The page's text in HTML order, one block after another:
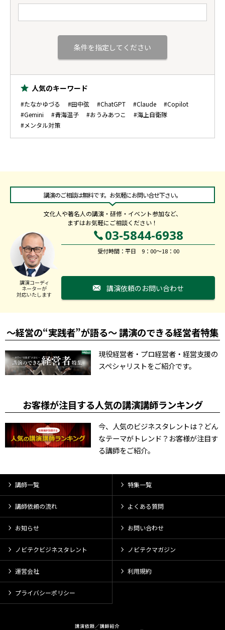
人気のキーワード
#たなかゆづる #田中弦 #ChatGPT #Claude
#Copilot
#Gemini
#青海温子 #おうみあつこ
#海上自衛隊
#メンタル対策
講演のご相談は無料です。お気軽にお問い合せ下さい。
文化人や著名人の講演・研修・イベント参加など、
まずはお気軽にご相談ください！
講演コーディ
ネーターが
対応いたします
03-5844-6938
受付時間：平日 9：00～18：00
講演依頼のお問い合わせ
～経営の“実践者”が語る～ 講演のできる経営者特集
現役経営者・プロ経営者・経営支援の
スペシャリストをご紹介です。
お客様が注目する人気の講演講師ランキング
今、人気のビジネスタレントは？どん
なテーマがトレンド？お客様が注目す
る講師をご紹介。
講師一覧 特集一覧
講師依頼の流れ よくある質問
お知らせ お問い合わせ
ノビテクビジネスタレント ノビテクマガジン
運営会社 利用規約
プライバシーポリシー